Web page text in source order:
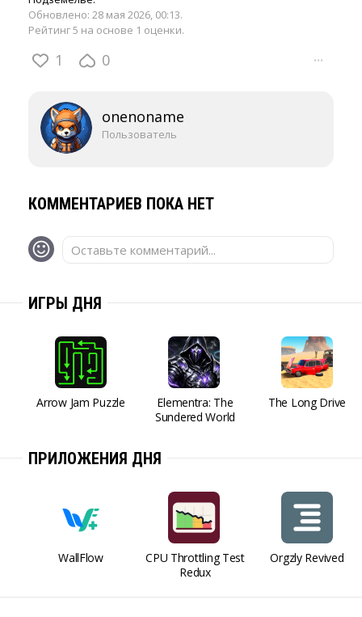
Обновлено: 28 мая 2026, 00:13.
Рейтинг 5 на основе 1 оценки.
1 0 ···
onenoname
Пользователь
КОММЕНТАРИЕВ ПОКА НЕТ
Оставьте комментарий...
ИГРЫ ДНЯ
Arrow Jam Puzzle
Elementra: The
Sundered World
The Long Drive
ПРИЛОЖЕНИЯ ДНЯ
WallFlow
CPU Throttling Test
Redux
Orgzly Revived